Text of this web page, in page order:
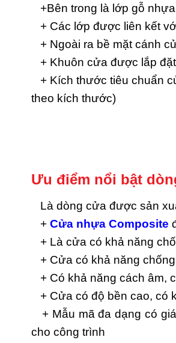
+Bên trong là lớp gỗ
+ Các lớp được liên kết
+ Ngoài ra bề mặt cánh
+ Khuôn cửa được lắp
+ Kích thước tiêu chuẩn
theo kích thước)
Ưu điểm nổi bật
Là dòng cửa được sản
+ Cửa nhựa Composite
+ Là cửa có khả năng
+ Cửa có khả năng
+ Có khả năng cách âm,
+ Cửa có độ bền cao, có
+ Mẫu mã đa dạng có
cho công trình